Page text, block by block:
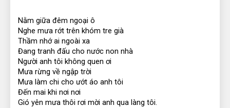
Nằm giữa đêm ngoại ô
Nghe mưa rớt trên khóm tre già
Thầm nhớ ai ngoài xa
Đang tranh đấu cho nước non nhà
Người anh tôi không quen ơi
Mưa rừng về ngập trời
Mưa làm chi cho ướt áo anh tôi
Đến mai khi nơi nơi
Gió yên mưa thôi rơi mời anh qua làng tôi.